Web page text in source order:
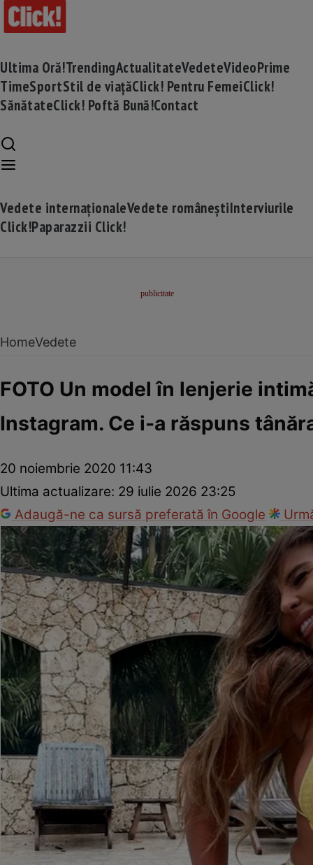
Ultima Oră!TrendingActualitateVedeteVideoPrime
TimeSportStil de viațăClick! Pentru FemeiClick!
SănătateClick! Poftă Bună!Contact
Vedete internaționaleVedete româneștiInterviurile
Click!Paparazzii Click!
HomeVedete
FOTO Un model în lenjerie
Instagram. Ce i-a răspuns
20 noiembrie 2020 11:43
Ultima actualizare: 29 iulie 2026 23:25
Adaugă-ne ca sursă preferată în Google